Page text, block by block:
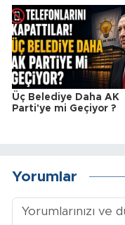
Üç Belediye Daha AK
Parti'ye mi Geçiyor ?
Yorumlar